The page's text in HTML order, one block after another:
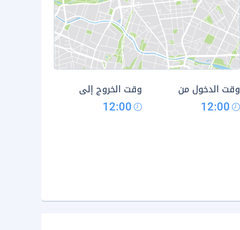
وقت الدخول من
12:00
وقت الخروج إلى
12:00